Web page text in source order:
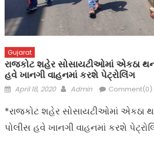
Gujarat
રાજકોટ શહેર સોસાયટીઓમાં એકઠા
હવે ખાનગી વાહનમાં કરશે પેટ્રોલિંગ
Posted
April 18, 2020 Author
Admin Comment(0)
*રાજકોટ શહેર સોસાયટીઓમાં એકઠા
પોલીસ હવે ખાનગી વાહનમાં કરશે